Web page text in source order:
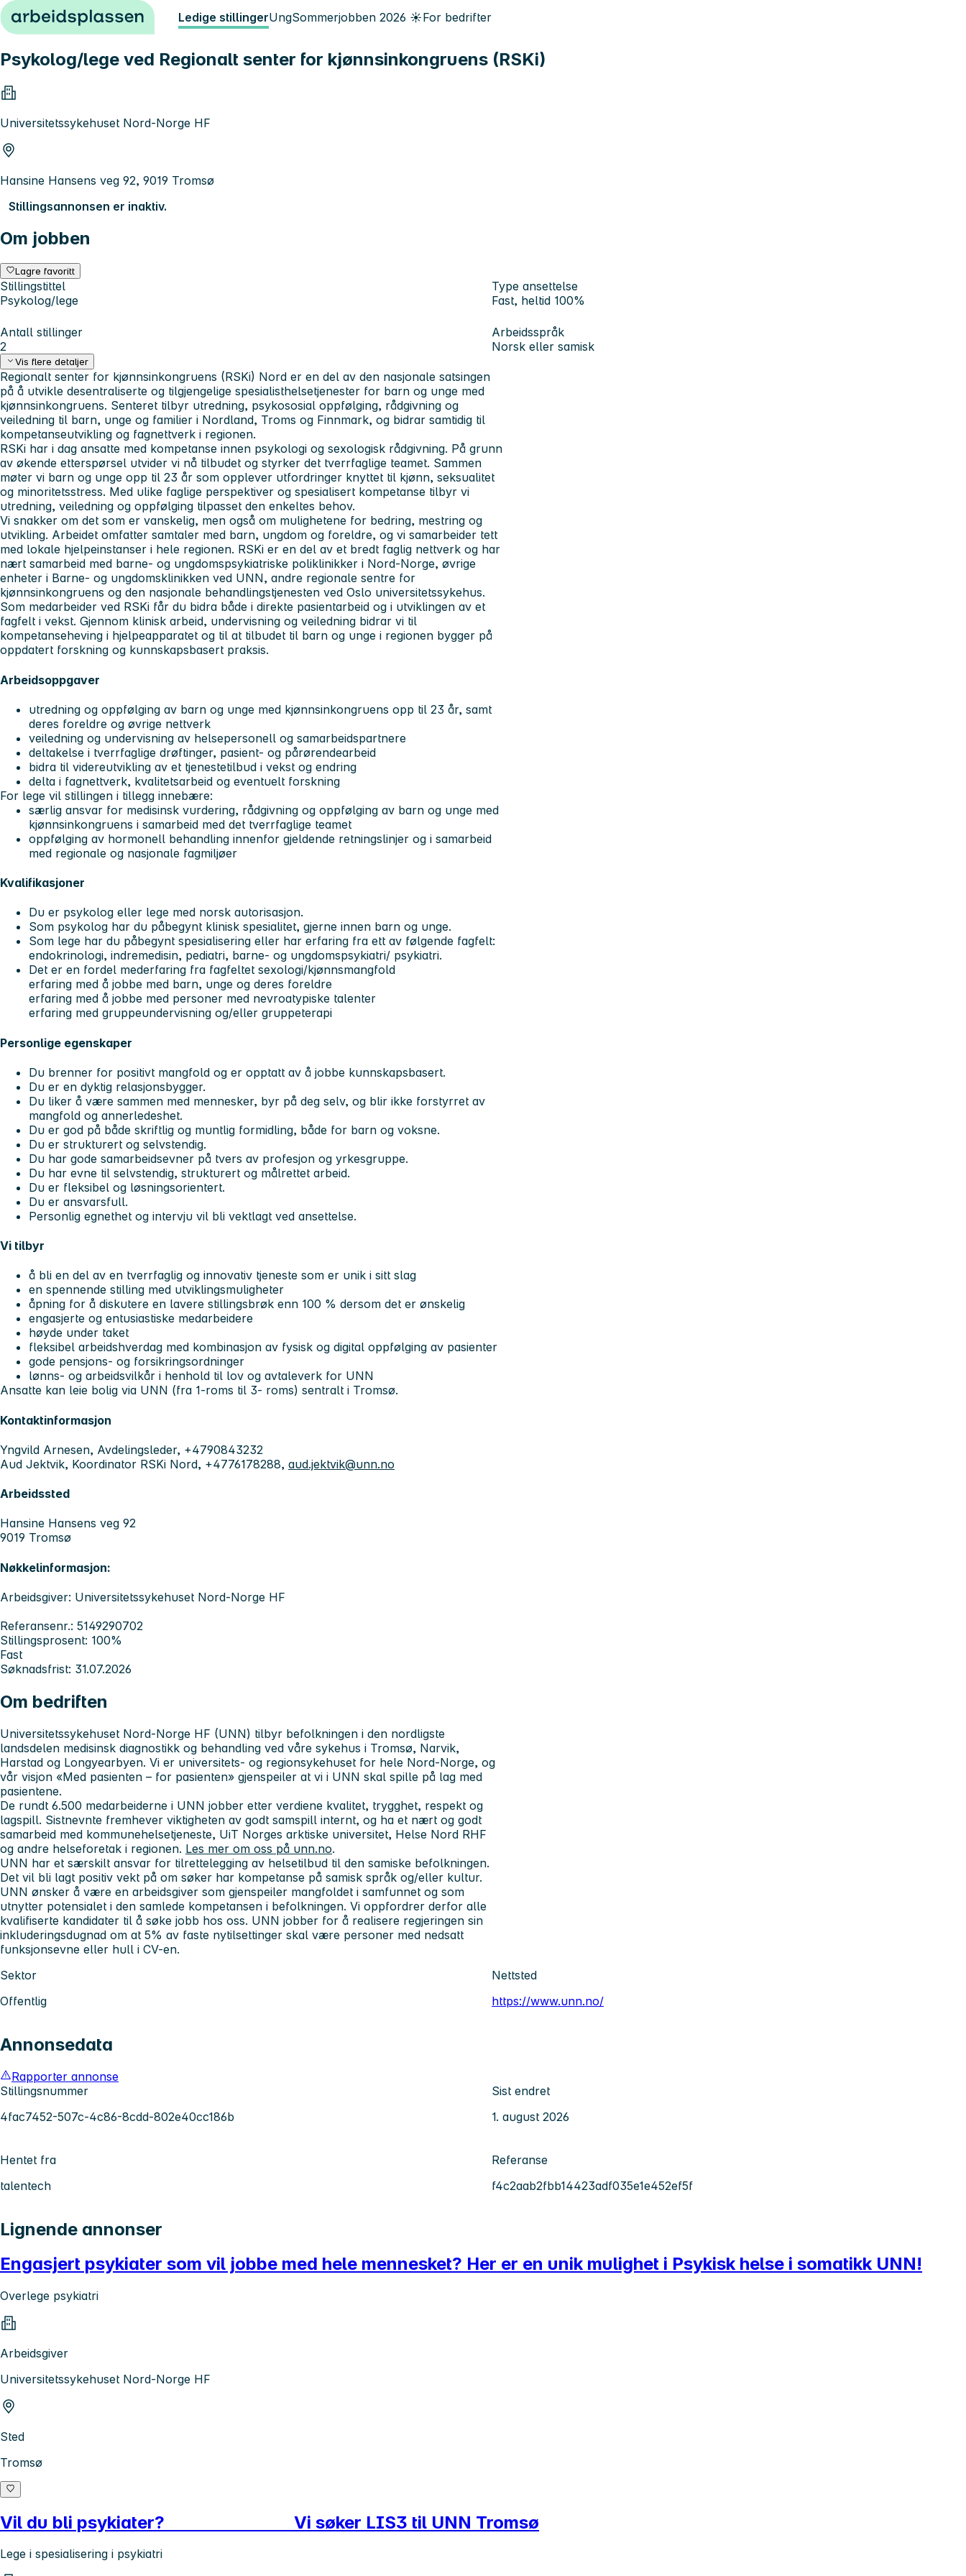
Hopp til innhold Ledige stillingerUngSommerjobben 2026 ☀️For bedrifter
Psykolog/lege ved Regionalt senter for kjønnsinkongruens (RSKi)
Universitetssykehuset Nord-Norge HF
Hansine Hansens veg 92, 9019 Tromsø
Stillingsannonsen er inaktiv.
Om jobben
Lagre favoritt
Stillingstittel
Psykolog/lege
Type ansettelse
Fast, heltid 100%
Antall stillinger
2
Arbeidsspråk
Norsk eller samisk
Vis flere detaljer
Regionalt senter for kjønnsinkongruens (RSKi) Nord er en del av den nasjonale satsingen
på å utvikle desentraliserte og tilgjengelige spesialisthelsetjenester for barn og unge med
kjønnsinkongruens. Senteret tilbyr utredning, psykososial oppfølging, rådgivning og
veiledning til barn, unge og familier i Nordland, Troms og Finnmark, og bidrar samtidig til
kompetanseutvikling og fagnettverk i regionen.
RSKi har i dag ansatte med kompetanse innen psykologi og sexologisk rådgivning. På grunn
av økende etterspørsel utvider vi nå tilbudet og styrker det tverrfaglige teamet. Sammen
møter vi barn og unge opp til 23 år som opplever utfordringer knyttet til kjønn, seksualitet
og minoritetsstress. Med ulike faglige perspektiver og spesialisert kompetanse tilbyr vi
utredning, veiledning og oppfølging tilpasset den enkeltes behov.
Vi snakker om det som er vanskelig, men også om mulighetene for bedring, mestring og
utvikling. Arbeidet omfatter samtaler med barn, ungdom og foreldre, og vi samarbeider tett
med lokale hjelpeinstanser i hele regionen. RSKi er en del av et bredt faglig nettverk og har
nært samarbeid med barne- og ungdomspsykiatriske poliklinikker i Nord-Norge, øvrige
enheter i Barne- og ungdomsklinikken ved UNN, andre regionale sentre for
kjønnsinkongruens og den nasjonale behandlingstjenesten ved Oslo universitetssykehus.
Som medarbeider ved RSKi får du bidra både i direkte pasientarbeid og i utviklingen av et
fagfelt i vekst. Gjennom klinisk arbeid, undervisning og veiledning bidrar vi til
kompetanseheving i hjelpeapparatet og til at tilbudet til barn og unge i regionen bygger på
oppdatert forskning og kunnskapsbasert praksis.
Arbeidsoppgaver
utredning og oppfølging av barn og unge med kjønnsinkongruens opp til 23 år, samt
deres foreldre og øvrige nettverk
veiledning og undervisning av helsepersonell og samarbeidspartnere
deltakelse i tverrfaglige drøftinger, pasient- og pårørendearbeid
bidra til videreutvikling av et tjenestetilbud i vekst og endring
delta i fagnettverk, kvalitetsarbeid og eventuelt forskning
For lege vil stillingen i tillegg innebære:
særlig ansvar for medisinsk vurdering, rådgivning og oppfølging av barn og unge med
kjønnsinkongruens i samarbeid med det tverrfaglige teamet
oppfølging av hormonell behandling innenfor gjeldende retningslinjer og i samarbeid
med regionale og nasjonale fagmiljøer
Kvalifikasjoner
Du er psykolog eller lege med norsk autorisasjon.
Som psykolog har du påbegynt klinisk spesialitet, gjerne innen barn og unge.
Som lege har du påbegynt spesialisering eller har erfaring fra ett av følgende fagfelt:
endokrinologi, indremedisin, pediatri, barne- og ungdomspsykiatri/ psykiatri.
Det er en fordel mederfaring fra fagfeltet sexologi/kjønnsmangfold
erfaring med å jobbe med barn, unge og deres foreldre
erfaring med å jobbe med personer med nevroatypiske talenter
erfaring med gruppeundervisning og/eller gruppeterapi
Personlige egenskaper
Du brenner for positivt mangfold og er opptatt av å jobbe kunnskapsbasert.
Du er en dyktig relasjonsbygger.
Du liker å være sammen med mennesker, byr på deg selv, og blir ikke forstyrret av
mangfold og annerledeshet.
Du er god på både skriftlig og muntlig formidling, både for barn og voksne.
Du er strukturert og selvstendig.
Du har gode samarbeidsevner på tvers av profesjon og yrkesgruppe.
Du har evne til selvstendig, strukturert og målrettet arbeid.
Du er fleksibel og løsningsorientert.
Du er ansvarsfull.
Personlig egnethet og intervju vil bli vektlagt ved ansettelse.
Vi tilbyr
å bli en del av en tverrfaglig og innovativ tjeneste som er unik i sitt slag
en spennende stilling med utviklingsmuligheter
åpning for å diskutere en lavere stillingsbrøk enn 100 % dersom det er ønskelig
engasjerte og entusiastiske medarbeidere
høyde under taket
fleksibel arbeidshverdag med kombinasjon av fysisk og digital oppfølging av pasienter
gode pensjons- og forsikringsordninger
lønns- og arbeidsvilkår i henhold til lov og avtaleverk for UNN
Ansatte kan leie bolig via UNN (fra 1-roms til 3- roms) sentralt i Tromsø.
Kontaktinformasjon
Yngvild Arnesen, Avdelingsleder, +4790843232
Aud Jektvik, Koordinator RSKi Nord, +4776178288, aud.jektvik@unn.no
Arbeidssted
Hansine Hansens veg 92
9019 Tromsø
Nøkkelinformasjon:
Arbeidsgiver: Universitetssykehuset Nord-Norge HF
Referansenr.: 5149290702
Stillingsprosent: 100%
Fast
Søknadsfrist: 31.07.2026
Om bedriften
Universitetssykehuset Nord-Norge HF (UNN) tilbyr befolkningen i den nordligste
landsdelen medisinsk diagnostikk og behandling ved våre sykehus i Tromsø, Narvik,
Harstad og Longyearbyen. Vi er universitets- og regionsykehuset for hele Nord-Norge, og
vår visjon «Med pasienten – for pasienten» gjenspeiler at vi i UNN skal spille på lag med
pasientene.
De rundt 6.500 medarbeiderne i UNN jobber etter verdiene kvalitet, trygghet, respekt og
lagspill. Sistnevnte fremhever viktigheten av godt samspill internt, og ha et nært og godt
samarbeid med kommunehelsetjeneste, UiT Norges arktiske universitet, Helse Nord RHF
og andre helseforetak i regionen. Les mer om oss på unn.no.
UNN har et særskilt ansvar for tilrettelegging av helsetilbud til den samiske befolkningen.
Det vil bli lagt positiv vekt på om søker har kompetanse på samisk språk og/eller kultur.
UNN ønsker å være en arbeidsgiver som gjenspeiler mangfoldet i samfunnet og som
utnytter potensialet i den samlede kompetansen i befolkningen. Vi oppfordrer derfor alle
kvalifiserte kandidater til å søke jobb hos oss. UNN jobber for å realisere regjeringen sin
inkluderingsdugnad om at 5% av faste nytilsettinger skal være personer med nedsatt
funksjonsevne eller hull i CV-en.
Sektor
Offentlig
Nettsted
https://www.unn.no/
Annonsedata
Rapporter annonse
Stillingsnummer
4fac7452-507c-4c86-8cdd-802e40cc186b
Sist endret
1. august 2026
Hentet fra
talentech
Referanse
f4c2aab2fbb14423adf035e1e452ef5f
Lignende annonser
Engasjert psykiater som vil jobbe med hele mennesket? Her er en unik mulighet i Psykisk helse i somatikk UNN!
Overlege psykiatri
Arbeidsgiver
Universitetssykehuset Nord-Norge HF
Sted
Tromsø
Vil du bli psykiater? Vi søker LIS3 til UNN Tromsø
Lege i spesialisering i psykiatri